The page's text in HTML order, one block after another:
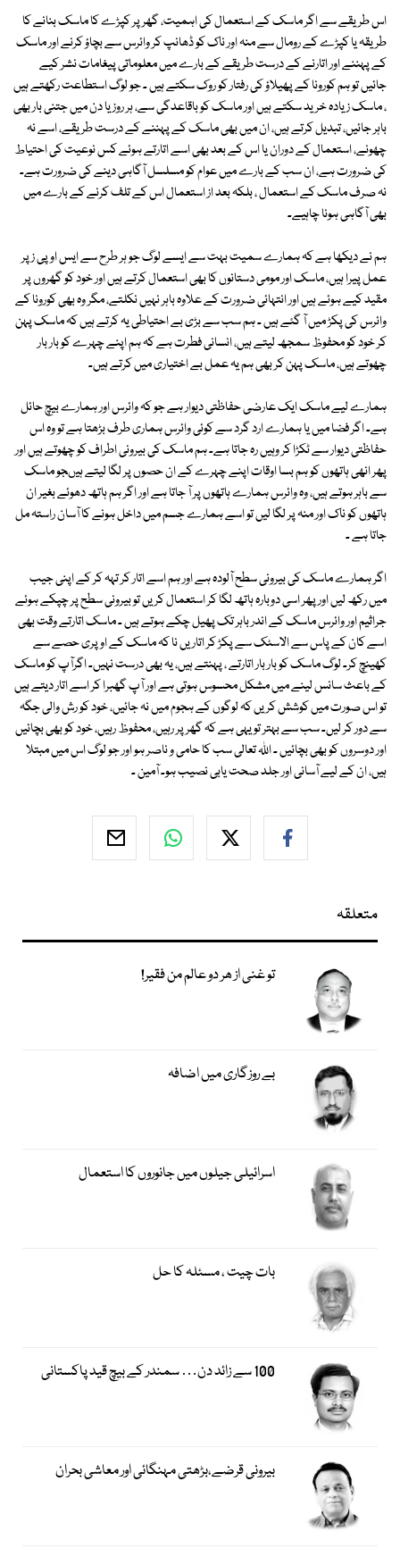
اس طریقے سے اگر ماسک کے استعمال کی اہمیت، گھر پر کپڑے کا ماسک بنانے کا
طریقہ یا کپڑے کے رومال سے منہ اور ناک کو ڈھانپ کر وائرس سے بچاؤ کرنے اور ماسک
کے پہننے اور اتارنے کے درست طریقے کے بارے میں معلوماتی پیغامات نشر کیے
جائیں تو ہم کورونا کے پھیلاؤ کی رفتار کو روک سکتے ہیں ۔ جو لوگ استطاعت رکھتے ہیں
، ماسک زیادہ خرید سکتے ہیں اور ماسک کو باقاعدگی سے، ہر روز یا دن میں جتنی بار بھی
باہر جائیں، تبدیل کرتے ہیں، ان میں بھی ماسک کے پہننے کے درست طریقے، اسے نہ
چھونے، استعمال کے دوران یا اس کے بعد بھی اسے اتارتے ہوئے کس نوعیت کی احتیاط
کی ضرورت ہے، ان سب کے بارے میں عوام کو مسلسل آگاہی دینے کی ضرورت ہے۔
نہ صرف ماسک کے استعمال ، بلکہ بعد از استعمال اس کے تلف کرنے کے بارے میں
بھی آگاہی ہونا چاہیے۔
ہم نے دیکھا ہے کہ ہمارے سمیت بہت سے ایسے لوگ جو ہر طرح سے ایس او پی ز پر
عمل پیرا ہیں، ماسک اور مومی دستانوں کا بھی استعمال کرتے ہیں اور خود کو گھروں پر
مقید کیے ہوئے ہیں اور انتہائی ضرورت کے علاوہ باہر نہیں نکلتے، مگر وہ بھی کورونا کے
وائرس کی پکڑ میں آ گئے ہیں ۔ ہم سب سے بڑی بے احتیاطی یہ کرتے ہیں کہ ماسک پہن
کر خود کو محفوظ سمجھ لیتے ہیں، انسانی فطرت ہے کہ ہم اپنے چہرے کو بار بار
چھوتے ہیں، ماسک پہن کر بھی ہم یہ عمل بے اختیاری میں کرتے ہیں۔
ہمارے لیے ماسک ایک عارضی حفاظتی دیوار ہے جو کہ وائرس اور ہمارے بیچ حائل
ہے۔ اگر فضا میں یا ہمارے ارد گرد سے کوئی وائرس ہماری طرف بڑھتا ہے تو وہ اس
حفاظتی دیوار سے ٹکڑا کر وہیں رہ جاتا ہے۔ ہم ماسک کی بیرونی اطراف کو چھوتے ہیں اور
پھر انھی ہاتھوں کو ہم بسا اوقات اپنے چہرے کے ان حصوں پر لگا لیتے ہیںجو ماسک
سے باہر ہوتے ہیں، وہ وائرس ہمارے ہاتھوں پر آ جاتا ہے اور اگر ہم ہاتھ دھوئے بغیر ان
ہاتھوں کو ناک اور منہ پر لگا لیں تو اسے ہمارے جسم میں داخل ہونے کا آسان راستہ مل
جاتا ہے ۔
اگر ہمارے ماسک کی بیرونی سطح آلودہ ہے اور ہم اسے اتار کر تہہ کر کے اپنی جیب
میں رکھ لیں اور پھر اسی دوبارہ ہاتھ لگا کر استعمال کریں تو بیرونی سطح پر چپکے ہوئے
جراثیم اور وائرس ماسک کے اندر باہر تک پھیل چکے ہوتے ہیں ۔ ماسک اتارتے وقت بھی
اسے کان کے پاس سے الاسٹک سے پکڑ کر اتاریں نا کہ ماسک کے اوپری حصے سے
کھینچ کر۔ لوگ ماسک کو بار بار اتارتے ، پہنتے ہیں، یہ بھی درست نہیں۔ اگرآپ کو ماسک
کے باعث سانس لینے میں مشکل محسوس ہوتی ہے اور آپ گھبرا کر اسے اتار دیتے ہیں
تو اس صورت میں کوشش کریں کہ لوگوں کے ہجوم میں نہ جائیں، خود کو رش والی جگہ
سے دور کر لیں۔ سب سے بہتر تو یہی ہے کہ گھر پر رہیں، محفوظ رہیں، خود کو بھی بچائیں
اور دوسروں کو بھی بچائیں ۔ اللہ تعالی سب کا حامی و ناصر ہو اور جو لوگ اس میں مبتلا
ہیں، ان کے لیے آسانی اور جلد صحت یابی نصیب ہو۔ آمین ۔
متعلقہ
تو غنی از ھر دو عالم من فقیر!
بے روزگاری میں اضافہ
اسرائیلی جیلوں میں جانوروں کا استعمال
بات چیت ، مسئلہ کا حل
100 سے زائد دن… سمندر کے بیچ قید پاکستانی
بیرونی قرضے،بڑھتی مہنگائی اور معاشی بحران